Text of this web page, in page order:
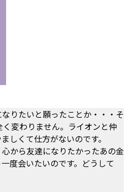
りたいと願ったことか・・・そ
変わりません。ライオンと仲
しくて仕方がないのです。
から友達になりたかったあの金
度会いたいのです。どうして